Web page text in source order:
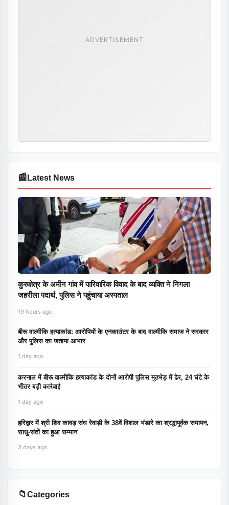
ADVERTISEMENT
📰 Latest News
कुरुक्षेत्र के अमीन गांव में पारिवारिक विवाद के बाद व्यक्ति ने निगला
जहरीला पदार्थ, पुलिस ने पहुंचाया अस्पताल
19 hours ago
बीरू वाल्मीकि हत्याकांड: आरोपियों के एनकाउंटर के बाद वाल्मीकि समाज ने सरकार
और पुलिस का जताया आभार
1 day ago
करनाल में बीरू वाल्मीकि हत्याकांड के दोनों आरोपी पुलिस मुठभेड़ में ढेर, 24 घंटे के
भीतर बड़ी कार्रवाई
1 day ago
हरिद्वार में श्री शिव कावड़ संघ रेवाड़ी के 38वें विशाल भंडारे का श्रद्धापूर्वक समापन,
साधु-संतों का हुआ सम्मान
3 days ago
📁Categories